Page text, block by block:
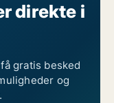
direkte i
gratis besked
og